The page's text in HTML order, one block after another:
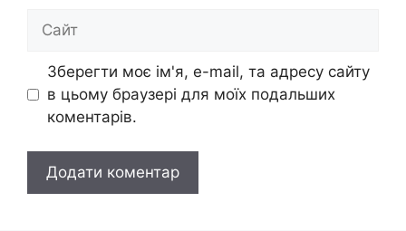
Зберегти моє ім'я, e-mail, та адресу сайту
в цьому браузері для моїх подальших
коментарів.